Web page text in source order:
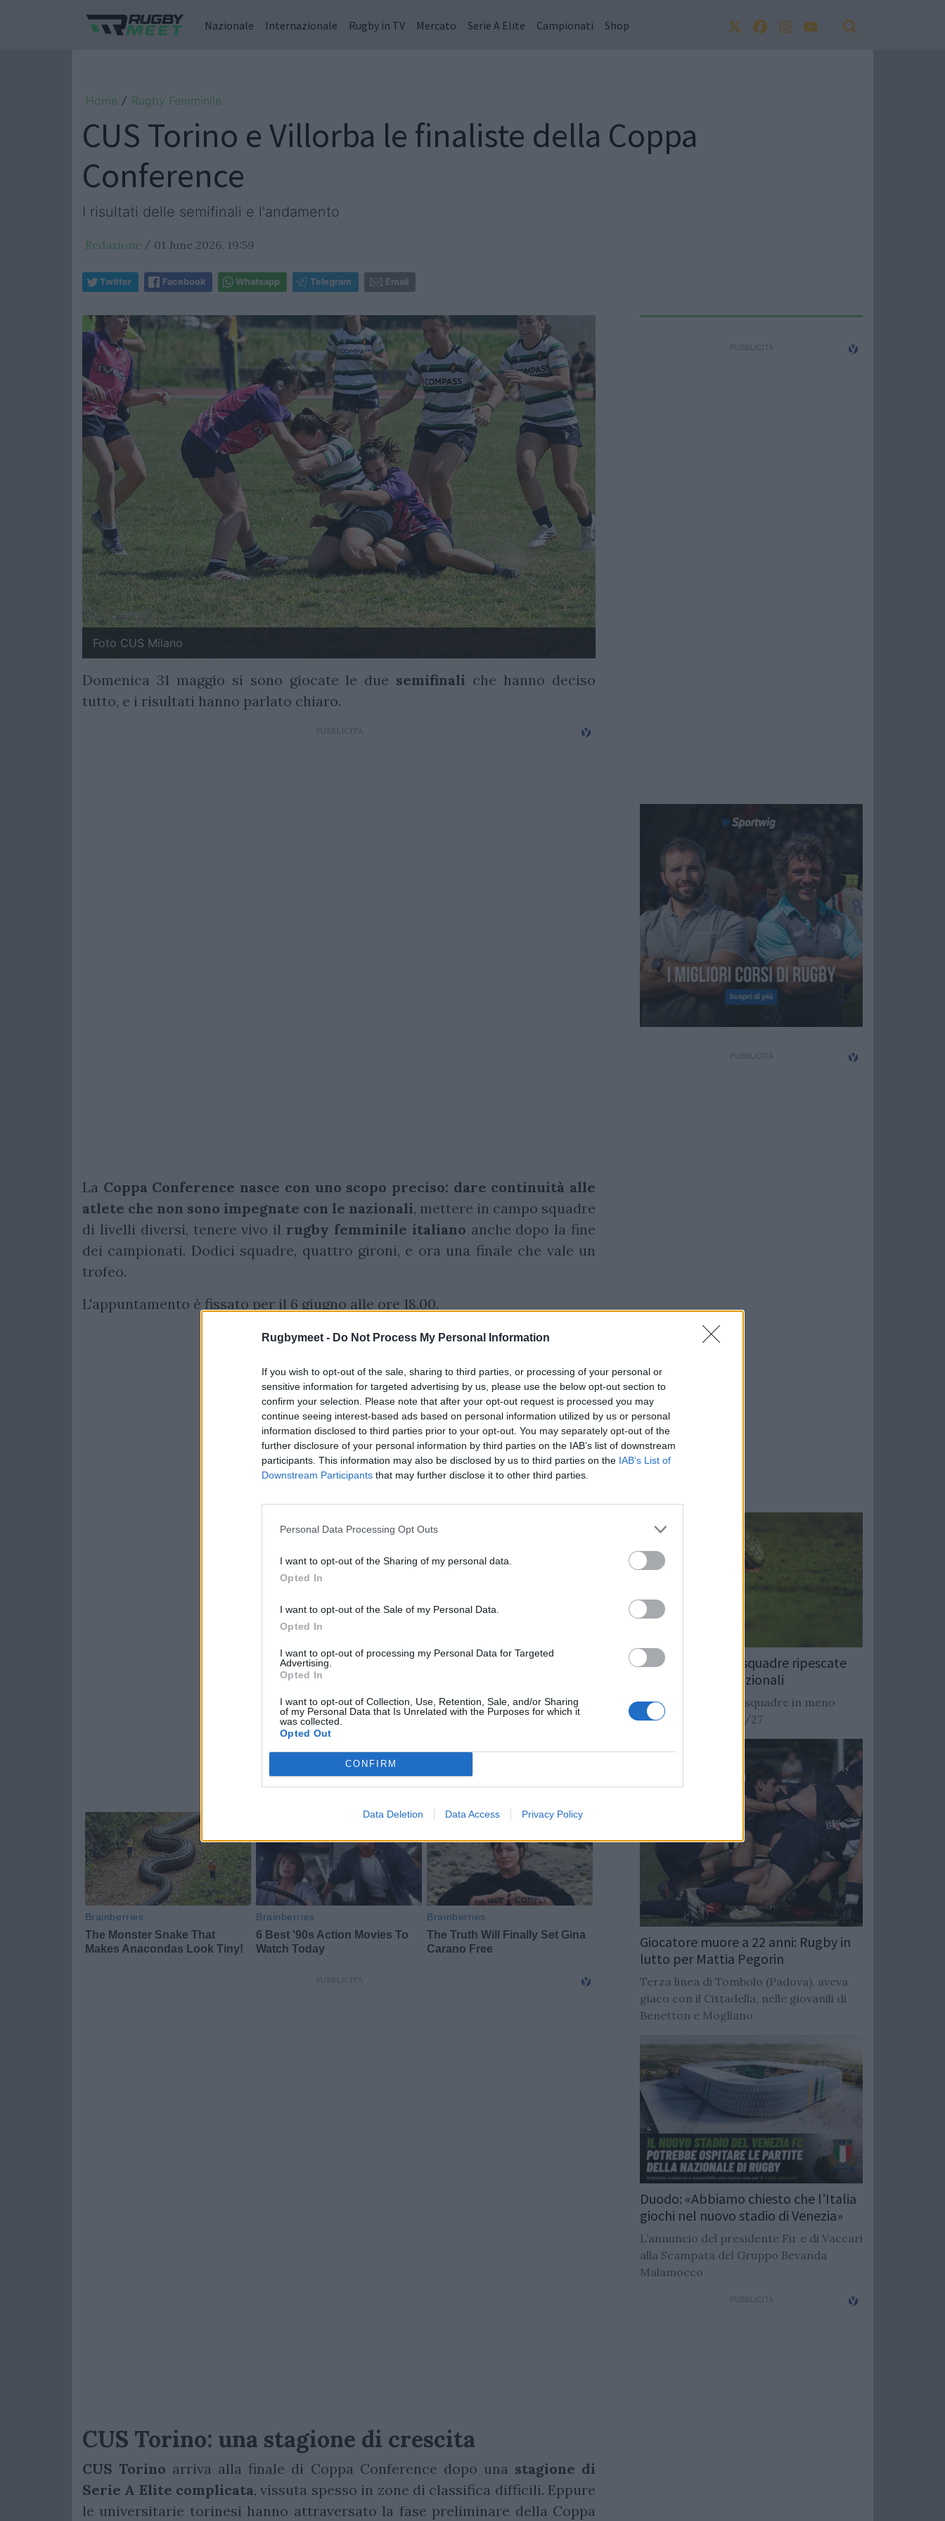
Rugbymeet - Do Not Process My Personal Information
If you wish to opt-out of the sale, sharing to third parties, or processing of your personal or
sensitive information for targeted advertising by us, please use the below opt-out section to
confirm your selection. Please note that after your opt-out request is processed you may
continue seeing interest-based ads based on personal information utilized by us or personal
information disclosed to third parties prior to your opt-out. You may separately opt-out of the
further disclosure of your personal information by third parties on the IAB’s list of downstream
participants. This information may also be disclosed by us to third parties on the IAB’s List of
Downstream Participants that may further disclose it to other third parties.
Personal Data Processing Opt Outs
I want to opt-out of the Sharing of my personal data.
Opted In
I want to opt-out of the Sale of my Personal Data.
Opted In
I want to opt-out of processing my Personal Data for Targeted
Advertising.
Opted In
I want to opt-out of Collection, Use, Retention, Sale, and/or Sharing
of my Personal Data that Is Unrelated with the Purposes for which it
was collected.
Opted Out
CONFIRM
Data Deletion Data Access Privacy Policy
Nazionale Internazionale Rugby in TV Mercato Serie A Elite Campionati Shop
Home / Rugby Femminile
CUS Torino e Villorba le finaliste della Coppa
Conference
I risultati delle semifinali e l'andamento
Redazione / 01 June 2026, 19:59
Twitter Facebook Whatsapp Telegram Email
Foto CUS Milano
Domenica 31 maggio si sono giocate le due semifinali che hanno deciso
tutto, e i risultati hanno parlato chiaro.
La Coppa Conference nasce con uno scopo preciso: dare continuità alle
atlete che non sono impegnate con le nazionali, mettere in campo squadre
di livelli diversi, tenere vivo il rugby femminile italiano anche dopo la fine
dei campionati. Dodici squadre, quattro gironi, e ora una finale che vale un
trofeo.
L'appuntamento è fissato per il 6 giugno alle ore 18.00.
CUS Torino: una stagione di crescita
CUS Torino arriva alla finale di Coppa Conference dopo una stagione di
Serie A Elite complicata, vissuta spesso in zone di classifica difficili. Eppure
le universitarie torinesi hanno attraversato la fase preliminare della Coppa
Rugby: Record di squadre ripescate
nei campionati nazionali
Si stimano oltre 20 squadre in meno
dalla stagione 2026/27
Giocatore muore a 22 anni: Rugby in
lutto per Mattia Pegorin
Terza linea di Tombolo (Padova), aveva
giaco con il Cittadella, nelle giovanili di
Benetton e Mogliano
Duodo: «Abbiamo chiesto che l’Italia
giochi nel nuovo stadio di Venezia»
L’annuncio del presidente Fir e di Vaccari
alla Scampata del Gruppo Bevanda
Malamocco